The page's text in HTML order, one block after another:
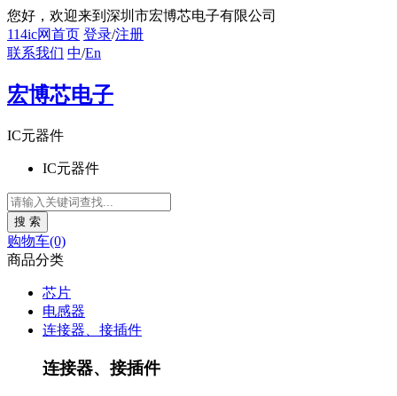
您好 ，欢迎来到深圳市宏博芯电子有限公司
114ic网首页 登录/注册
联系我们 中/En
宏博芯电子
IC元器件
IC元器件
购物车(0)
商品分类
芯片
电感器
连接器、接插件
连接器、接插件